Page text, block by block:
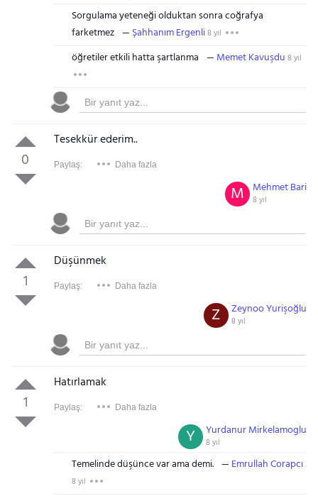
Sorgulama yeteneği olduktan sonra coğrafya
farketmez
Şahhanım Ergenli8 yıl
öğretiler etkili hatta şartlanma Memet Kavuşdu 8 yıl
0
Tesekkür ederim..
Paylaş: Daha fazla
Mehmet Bari
8 yıl
M
1
Düşünmek
Paylaş: Daha fazla
Zeynoo Yurişoğlu
8 yıl
Z
1
Hatırlamak
Paylaş: Daha fazla
Yurdanur Mirkelamoglu
8 yıl
Y
Temelinde düşünce var ama demi. Emrullah Corapcı
8 yıl